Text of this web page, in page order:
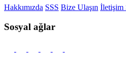
Hakkımızda SSS Bize Ulaşın İletişim
Sosyal ağlar